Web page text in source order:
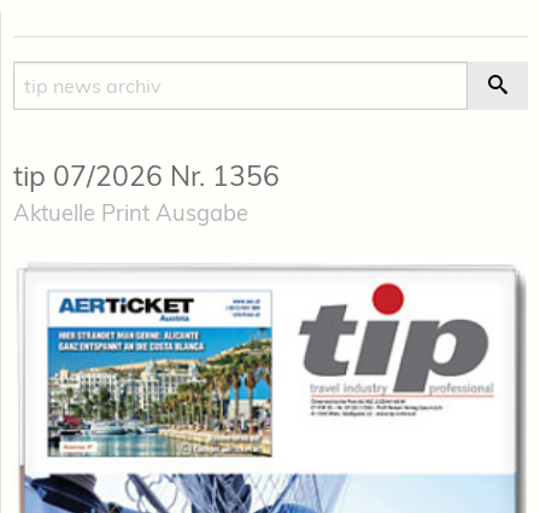
Suche
tip 07/2026 Nr. 1356
Aktuelle Print Ausgabe